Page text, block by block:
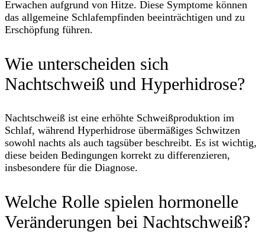
Erwachen aufgrund von Hitze. Diese Symptome können
das allgemeine Schlafempfinden beeinträchtigen und zu
Erschöpfung führen.
Wie unterscheiden sich
Nachtschweiß und Hyperhidrose?
Nachtschweiß ist eine erhöhte Schweißproduktion im
Schlaf, während Hyperhidrose übermäßiges Schwitzen
sowohl nachts als auch tagsüber beschreibt. Es ist wichtig,
diese beiden Bedingungen korrekt zu differenzieren,
insbesondere für die Diagnose.
Welche Rolle spielen hormonelle
Veränderungen bei Nachtschweiß?